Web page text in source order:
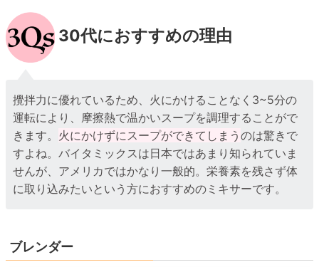
30代におすすめの理由
攪拌力に優れているため、火にかけることなく3~5分の
運転により、摩擦熱で温かいスープを調理することがで
きます。 火にかけずにスープができてしまうのは驚きで
すよね。バイタミックスは日本ではあまり知られていま
せんが、アメリカではかなり一般的。栄養素を残さず体
に取り込みたいという方におすすめのミキサーです。
ブレンダー